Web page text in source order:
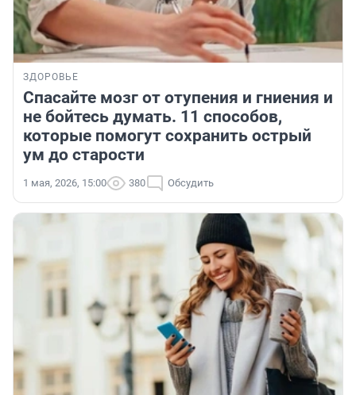
ЗДОРОВЬЕ
Спасайте мозг от отупения и гниения и
не бойтесь думать. 11 способов,
которые помогут сохранить острый
ум до старости
1 мая, 2026, 15:00 380 Обсудить